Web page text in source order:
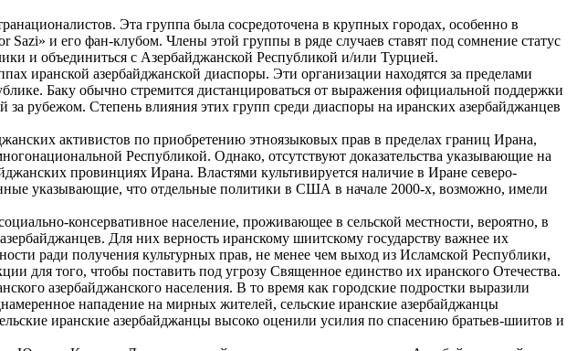
Эта группа была сосредоточена в крупных городах, особенно в
и его фан-клубом. Члены этой группы в ряде случаев ставят под сомнение статус
и объединиться с Азербайджанской Республикой и/или Турцией.
иранской азербайджанской диаспоры. Эти организации находятся за пределами
Баку обычно стремится дистанцироваться от выражения официальной поддержки
рубежом. Степень влияния этих групп среди диаспоры на иранских азербайджанцев
активистов по приобретению этноязыковых прав в пределах границ Ирана,
Республикой. Однако, отсутствуют доказательства указывающие на
провинциях Ирана. Властями культивируется наличие в Иране северо-
указывающие, что отдельные политики в США в начале 2000-х, возможно, имели
консервативное население, проживающее в сельской местности, вероятно, в
Для них верность иранскому шиитскому государству важнее их
ради получения культурных прав, не менее чем выход из Исламской Республики,
того, чтобы поставить под угрозу Священное единство их иранского Отечества.
азербайджанского населения. В то время как городские подростки выразили
нападение на мирных жителей, сельские иранские азербайджанцы
иранские азербайджанцы высоко оценили усилия по спасению братьев-шиитов и